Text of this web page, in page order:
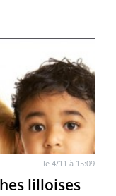
le 4/11 à 15:09
lilloises